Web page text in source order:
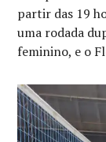
partir das 19
uma rodada
feminino, e o